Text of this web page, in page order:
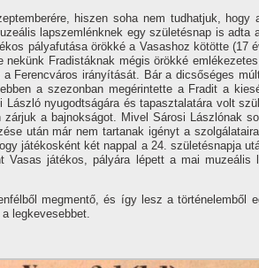
hiszen soha nem tudhatjuk, hogy
lapszemlénknek egy születésnap is adta
pályafutása örökké a Vasashoz kötötte (17
Fradistáknak mégis örökké
Ferencváros irányí­tását. Bár a dicsőséges
a szezonban megérintette a Fradit a
nyugodtságára és tapasztalatára volt
a bajnokságot. Mivel Sárosi Lászlónak
után már nem tartanak igényt a
játékosként két nappal a 24. születésnapja
játékos, pályára lépett a mai muzeális
megmentő, és í­gy lesz a történelemből
legkevesebbet.